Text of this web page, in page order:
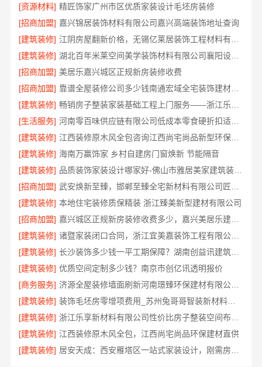
[资源材料] 精匠饰家广州市区优质家装设计毛坯房装修
[招商加盟] 嘉兴锦居装饰材料有限公司嘉兴高端装饰地址查询
[建筑装修]
[建筑装修]
湖北百年米莱空间美学装饰材料有限公司襄阳设计装修轻奢风案例
[招商加盟] 美居乐嘉兴城区正规新房装修收费
[招商加盟]
靠谱全屋装修公司多少钱南通宏域全宅装饰建材有限公司
[建筑装修]
[生活服务]
河南零百味供应链有限公司低成本零食硬折扣适配全场景
[建筑装修]
江西装修原木风全包咨询江西尚宅尚品新型环保材料有限公司
[建筑装修] 海南万赢饰家 乡村自建房门窗焕新 节能隔音
[建筑装修]
品质装饰家装设计哪家好-佛山市雅居美家建筑装饰工程有限公司
[招商加盟]
[建筑装修] 本地住宅装修质保精装 浙江臻美新型建材有限公司
[招商加盟]
嘉兴城区正规新房装修收费多少，嘉兴美居乐建材科技有限公司透明清单
[建筑装修]
诸暨家装闭口合同，浙江宜美嘉装饰工程有限公司让您装修无忧
[建筑装修]
长沙装饰多少钱一平工期保障？湖南创益讯建筑有限公司答
[建筑装修] 优质空间定制多少钱？南京市创亿讯透明报价
[商务服务]
济源全屋装修墙面刷新河南璟臻环保建材有限公司环保材料
[建筑装修]
装饰毛坯房零增项费用_苏州兔哥哥智装新材料有限公司
[建筑装修]
浙江乐享新材料有限公司性价比房子整装空间布局上门服务
[建筑装修] 江西装修原木风全包，江西尚宅尚品环保建材直供
[建筑装修]